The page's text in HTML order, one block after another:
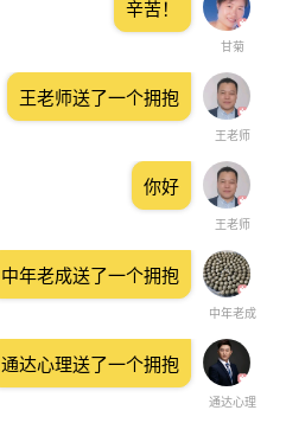
甘菊
辛苦！
王老师
王老师送了一个拥抱
王老师
你好
中年老成
中年老成送了一个拥抱
通达心理
通达心理送了一个拥抱